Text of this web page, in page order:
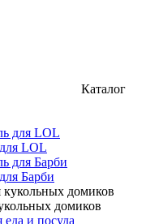
Каталог
LOL
Барби
домиков